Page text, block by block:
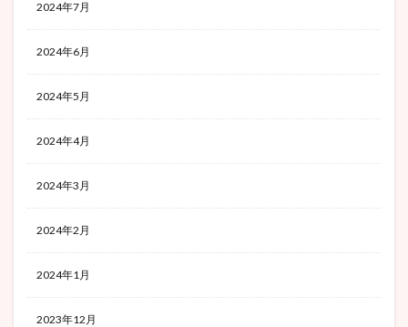
2024年7月
2024年6月
2024年5月
2024年4月
2024年3月
2024年2月
2024年1月
2023年12月